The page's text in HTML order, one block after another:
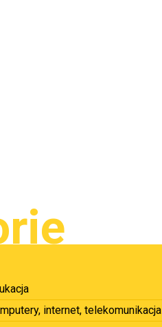
internet, telekomunikacja